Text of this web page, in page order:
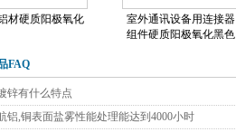
材硬质阳极氧化
室外通讯设备用连接器
组件硬质阳极氧化黑色
FAQ
锌有什么特点
铝,铜表面盐雾性能处理能达到4000小时